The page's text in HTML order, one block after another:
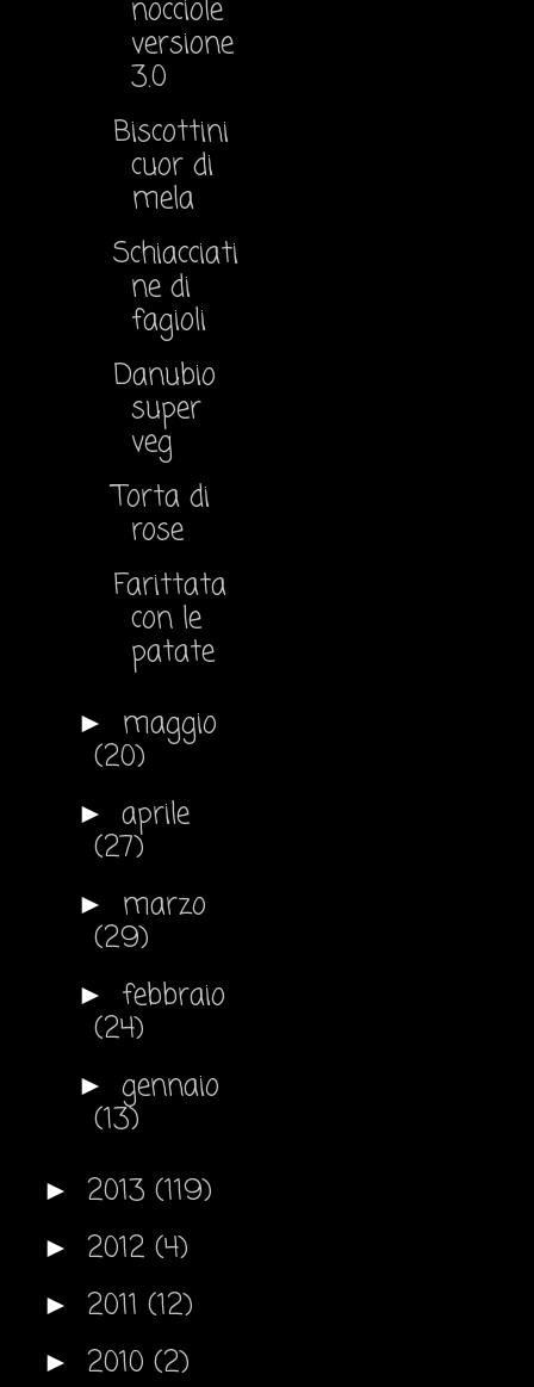
nocciole
versione
3.0
Biscottini
cuor di
mela
Schiacciati
ne di
fagioli
Danubio
super
veg
Torta di
rose
Farittata
con le
patate
► maggio
(20)
► aprile
(27)
► marzo
(29)
► febbraio
(24)
► gennaio
(13)
► 2013 (119)
► 2012 (4)
► 2011 (12)
► 2010 (2)